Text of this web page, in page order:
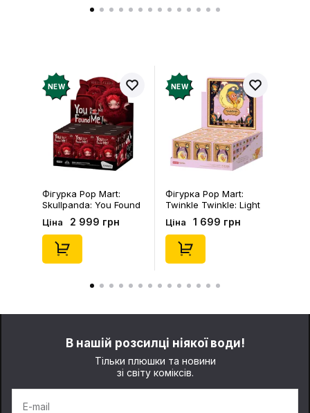
NEW
Фігурка Pop Mart:
Skullpanda: You Found
Me!: Plush Doll Pendant
Series (Blind Box: 1 з
10) (Secret Edition),
(29347)
Ціна 2 999 грн
NEW
Фігурка Pop Mart:
Twinkle Twinkle: Light
Up: Scene Sets Series
(Blind Box: 1 з 10)
(Secret Edition),
(21372)
Ціна 1 699 грн
В нашій розсилці ніякої води!
Тільки плюшки та новини
зі світу коміксів.
E-mail